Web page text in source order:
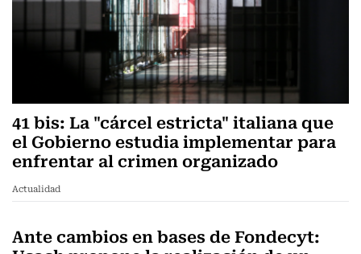
41 bis: La "cárcel estricta" italiana que
el Gobierno estudia implementar para
enfrentar al crimen organizado
Actualidad
Ante cambios en bases de Fondecyt: